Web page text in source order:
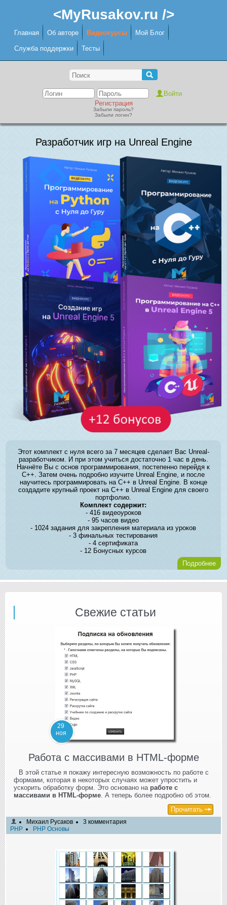
<MyRusakov.ru />
Главная Об авторе Видеокурсы Мой Блог
Служба поддержки Тесты
Регистрация
Забыли пароль?
Забыли логин?
Разработчик игр на Unreal Engine
Этот комплект с нуля всего за 7 месяцев сделает Вас Unreal-
разработчиком. И при этом учиться достаточно 1 час в день.
Начнёте Вы с основ программирования, постепенно перейдя к
C++. Затем очень подробно изучите Unreal Engine, и после
научитесь программировать на C++ в Unreal Engine. В конце
создадите крупный проект на C++ в Unreal Engine для своего
портфолио.
Комплект содержит:
- 416 видеоуроков
- 95 часов видео
- 1024 задания для закрепления материала из уроков
- 3 финальных тестирования
- 4 сертификата
- 12 Бонусных курсов
Подробнее
Свежие статьи
29
ноя
Работа с массивами в HTML-форме
В этой статье я покажу интересную возможность по работе с
формами, которая в некоторых случаях может упростить и
ускорить обработку форм. Это основано на работе с
массивами в HTML-форме . А теперь более подробно об этом.
Прочитать
Михаил Русаков
3 комментария
PHP
PHP Основы